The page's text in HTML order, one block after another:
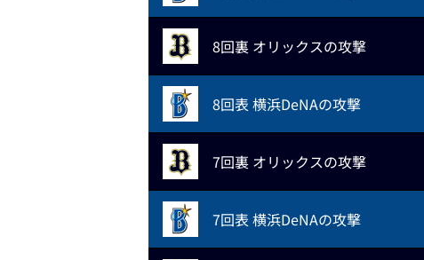
8回裏 オリックスの攻撃
8回表 横浜DeNAの攻撃
7回裏 オリックスの攻撃
7回表 横浜DeNAの攻撃